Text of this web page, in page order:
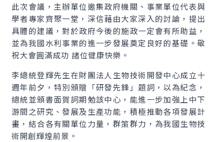
此次會議，主辦單位邀集政府機關、事業單位代表與
學者專家齊聚一堂，深信藉由大家深入的討論，提出
具體的建議，對於政府今後的施政一定會有所助益，
並為我國水利事業的進一步發展奠定良好的基礎。敬
祝大會圓滿成功 諸位健康快樂。
李總統登輝先生在財團法人生物技術開發中心成立十
週年前夕，特別頒贈「研發先鋒」題詞，以為紀念，
總統並頒書面賀詞期勉該中心，能進一步加強上中下
游間之研究、發展及生產功能，積極推動各項發展計
畫，結合各有關單位力量，群策群力，為我國生物技
術開創輝煌前景。